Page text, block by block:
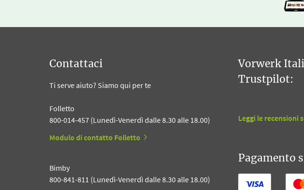
Contattaci
Ti serve aiuto? Siamo qui per te
Folletto
800-014-457 (Lunedì-Venerdì dalle 8.30 alle 18.00)
Modulo di contatto Folletto
Bimby
800-841-811 (Lunedì-Venerdì dalle 8.30 alle 18.00)
Vorwerk
Trustpilot:
Leggi le recensioni
Pagamento